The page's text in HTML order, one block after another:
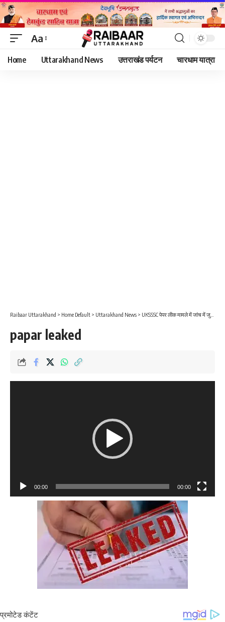
Font
Resizer
Aa
Home Uttarakhand News उत्तराखंड पर्यटन चारधाम यात्रा
Raibaar Uttarakhand > Home Default > Uttarakhand News > UKSSSC पेपर लीक मामले में जांच में जुटी है उत्तराखंड पुलिस, आरोपी खालिद की तलाश हुई तेज
papar leaked
00:00 00:00